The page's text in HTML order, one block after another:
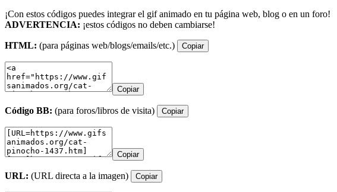
¡Con estos códigos puedes integrar el gif animado en tu página web, blog o en un foro!
ADVERTENCIA: ¡estos códigos no deben cambiarse!
HTML: (para páginas web/blogs/emails/etc.) Copiar
Copiar
Código BB: (para foros/libros de visita) Copiar
Copiar
URL: (URL directa a la imagen) Copiar